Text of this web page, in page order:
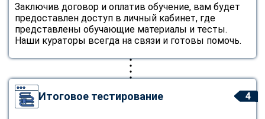
Заключив договор и оплатив обучение, вам будет
предоставлен доступ в личный кабинет, где
представлены обучающие материалы и тесты.
Наши кураторы всегда на связи и готовы помочь.
4
Итоговое тестирование